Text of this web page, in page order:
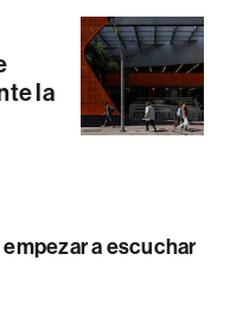
la
a escuchar